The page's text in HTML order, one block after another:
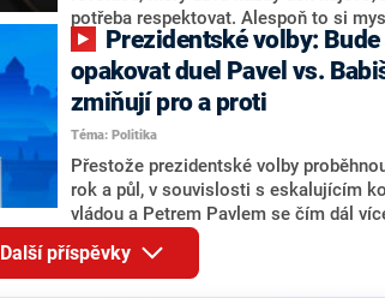
nemá osobu, která by Pavlovi mohla
potřeba respektovat. Alespoň to si
ministryně spravedlnosti ODS Eva
rozhovoru pro CNN Prima NEWS si
ohledně politického výkonu svého
Tejce (za ANO) či vládní zmocněnkyně
práva Taťány Malé (ANO). Označením
adresu vlády prý byla ještě hodná.
vrátila k volební porážce koalice Spolu
hnutí Naše Česko Martina Kuby.
opakovat duel Pavel vs.
zmiňují pro a proti
Téma: Politika
Přestože prezidentské volby
rok a půl, v souvislosti s eskalujícím
vládou a Petrem Pavlem se čím dál
tom, koho by do bitvy o Hrad mohla
koalice. Někteří političtí komentátoři
jméno premiéra Andreje Babiše (ANO).
Další příspěvky